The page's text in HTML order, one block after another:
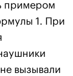
примером
1. При
вызывали